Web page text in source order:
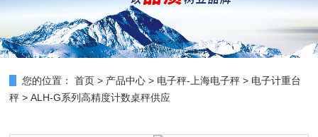
您的位置： 首页 > 产品中心 > 电子秤-上海电子秤 > 电子计重台
秤 > ALH-G系列高精度计数桌秤供应